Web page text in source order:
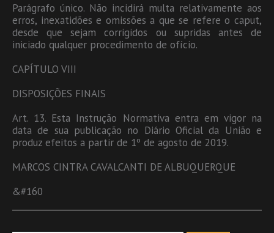
Parágrafo único. Não incidirá multa relativamente aos
erros, inexatidões e omissões a que se refere o caput,
desde que sejam corrigidos ou supridas antes de
iniciado qualquer procedimento de ofício.
CAPÍTULO VIII
DISPOSIÇÕES FINAIS
Art. 13. Esta Instrução Normativa entra em vigor na
data de sua publicação no Diário Oficial da União e
produz efeitos a partir de 1º de agosto de 2019.
MARCOS CINTRA CAVALCANTI DE ALBUQUERQUE
&#160